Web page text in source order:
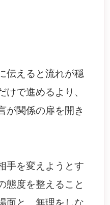
伝えると流れが穏
けで進めるより、
が関係の扉を開き
手を変えようとす
態度を整えること
面と、無理をしな